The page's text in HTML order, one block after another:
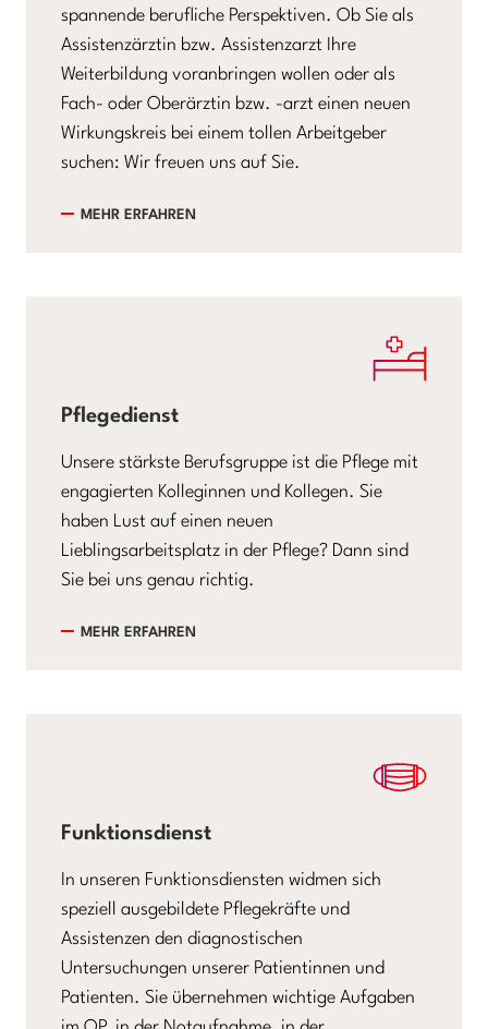
spannende berufliche Perspektiven. Ob Sie als
Assistenzärztin bzw. Assistenzarzt Ihre
Weiterbildung voranbringen wollen oder als
Fach- oder Oberärztin bzw. -arzt einen neuen
Wirkungskreis bei einem tollen Arbeitgeber
suchen: Wir freuen uns auf Sie.
MEHR ERFAHREN
Pflegedienst
Unsere stärkste Berufsgruppe ist die Pflege mit
engagierten Kolleginnen und Kollegen. Sie
haben Lust auf einen neuen
Lieblingsarbeitsplatz in der Pflege? Dann sind
Sie bei uns genau richtig.
MEHR ERFAHREN
Funktionsdienst
In unseren Funktionsdiensten widmen sich
speziell ausgebildete Pflegekräfte und
Assistenzen den diagnostischen
Untersuchungen unserer Patientinnen und
Patienten. Sie übernehmen wichtige Aufgaben